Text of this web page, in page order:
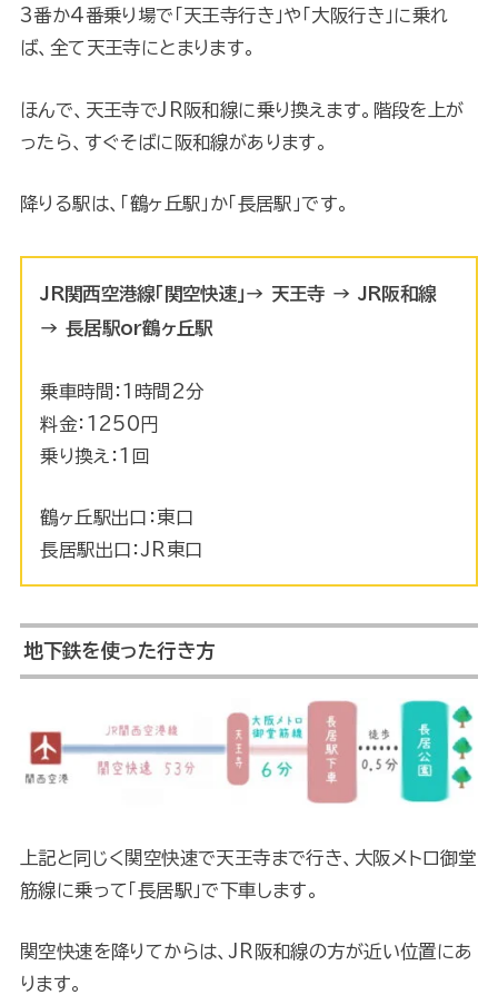
3番か4番乗り場で「天王寺行き」や「大阪行き」に乗れ
ば、全て天王寺にとまります。
ほんで、天王寺でJR阪和線に乗り換えます。階段を上が
ったら、すぐそばに阪和線があります。
降りる駅は、「鶴ヶ丘駅」か「長居駅」です。
JR関西空港線「関空快速」→ 天王寺 → JR阪和線
→ 長居駅or鶴ヶ丘駅
乗車時間：1時間2分
料金：1250円
乗り換え：1回
鶴ヶ丘駅出口：東口
長居駅出口：JR東口
地下鉄を使った行き方
上記と同じく関空快速で天王寺まで行き、大阪メトロ御堂
筋線に乗って「長居駅」で下車します。
関空快速を降りてからは、JR阪和線の方が近い位置にあ
ります。